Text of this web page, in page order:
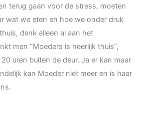
terug gaan voor de stress, moeten
wat we eten en hoe we onder druk
denk alleen al aan het
men “Moeders is heerlijk thuis”,
uren buiten de deur. Ja er kan maar
kan Moeder niet meer en is haar